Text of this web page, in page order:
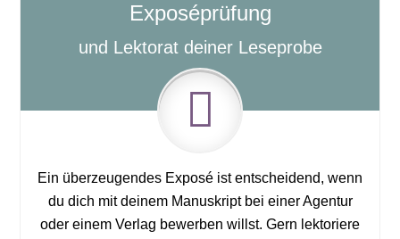
Exposéprüfung
und Lektorat deiner Leseprobe
Ein überzeugendes Exposé ist entscheidend, wenn
du dich mit deinem Manuskript bei einer Agentur
oder einem Verlag bewerben willst. Gern lektoriere